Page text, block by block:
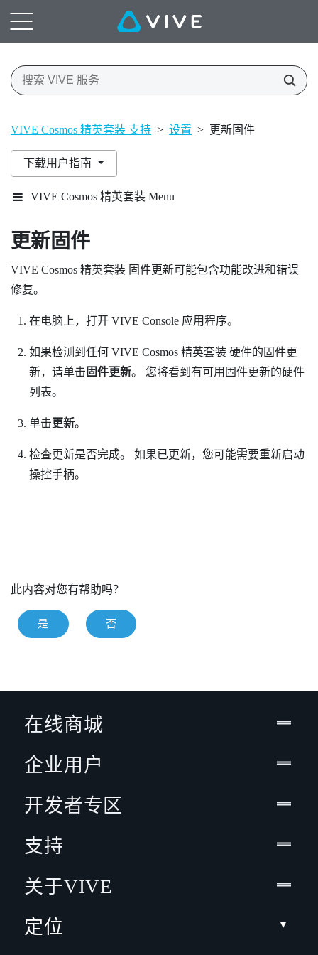
VIVE Cosmos 精英套装 支持 > 设置 > 更新固件
下载用户指南
VIVE Cosmos 精英套装 Menu
更新固件
VIVE Cosmos 精英套装 固件更新可能包含功能改进和错误
修复。
在电脑上，打开 VIVE Console应用程序。
如果检测到任何 VIVE Cosmos 精英套装硬件的固件更
新，请单击 固件更新。 您将看到有可用固件更新的硬件
列表。
单击更新。
检查更新是否完成。 如果已更新，您可能需要重新启动
操控手柄。
此内容对您有帮助吗？
是 否
在线商城
企业用户
开发者专区
支持
关于VIVE
定位